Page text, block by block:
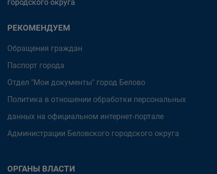
городского округа
РЕКОМЕНДУЕМ
Обращения граждан
Паспорт города
Отдел "Мои документы" город Белово
Политика в отношении обработки персональных
данных на официальном интернет-портале
Администрации Беловского городского округа
ОРГАНЫ ВЛАСТИ